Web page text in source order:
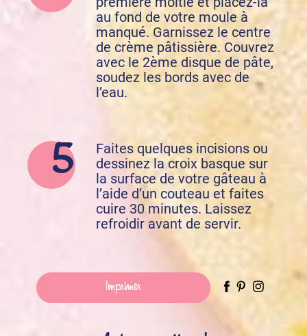
Imprimer
au fond de votre moule à
manqué. Garnissez le centre
de crème pâtissière. Couvrez
avec le 2ème disque de pâte,
soudez les bords avec de
l’eau.
Faites quelques incisions ou
dessinez la croix basque sur
la surface de votre gâteau à
l’aide d’un couteau et faites
cuire 30 minutes. Laissez
refroidir avant de servir.